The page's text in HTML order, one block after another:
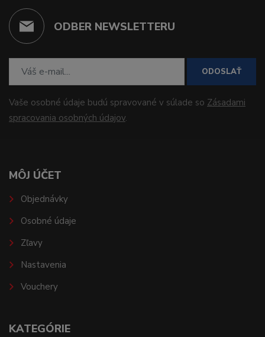
ODBER NEWSLETTERU
ODOSLAŤ
Vaše osobné údaje budú spravované v súlade so Zásadami
spracovania osobných údajov.
MÔJ ÚČET
Objednávky
Osobné údaje
Zľavy
Nastavenia
Vouchery
KATEGÓRIE